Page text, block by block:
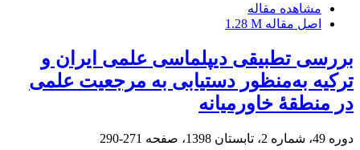
مشاهده مقاله
اصل مقاله 1.28 M
بررسی تطبیقی دیپلماسی علمی ایران و
ترکیه به‌منظور دستیابی به مرجعیت علمی
در منطقۀ خاورمیانه
دوره 49، شماره 2، تابستان 1398، صفحه 271-290